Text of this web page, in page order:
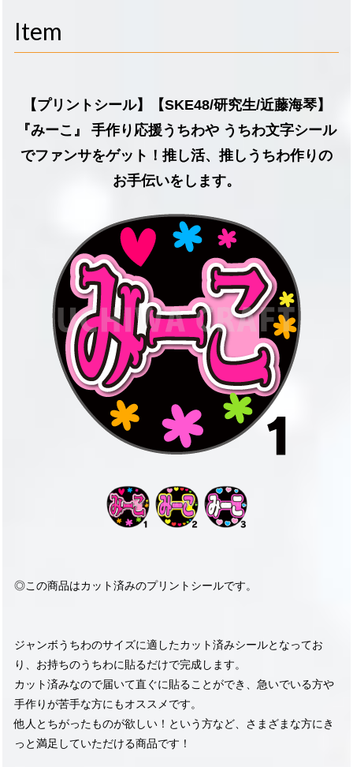
Item
【プリントシール】【SKE48/研究生/近藤海琴】
『みーこ』 手作り応援うちわや うちわ文字シール
でファンサをゲット！推し活、推しうちわ作りの
お手伝いをします。
◎この商品はカット済みのプリントシールです。
ジャンボうちわのサイズに適したカット済みシールとなってお
り、お持ちのうちわに貼るだけで完成します。
カット済みなので届いて直ぐに貼ることができ、急いでいる方や
手作りが苦手な方にもオススメです。
他人とちがったものが欲しい！という方など、さまざまな方にき
っと満足していただける商品です！